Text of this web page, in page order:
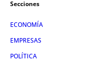
Secciones
ECONOMÍA
EMPRESAS
POLÍTICA